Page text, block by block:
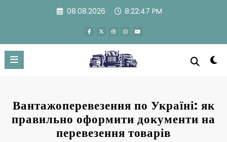
08.08.2026 8:22:48 PM
Вантажоперевезення по Україні: як
правильно оформити документи на
перевезення товарів